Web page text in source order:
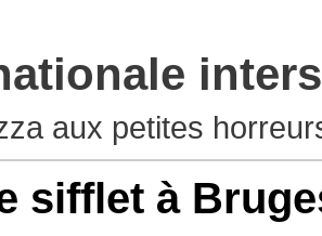
aux petites
sifflet à